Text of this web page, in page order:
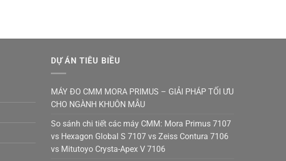
DỰ ÁN TIÊU BIỀU
MÁY ĐO CMM MORA PRIMUS – GIẢI PHÁP TỐI ƯU
CHO NGÀNH KHUÔN MẪU
So sánh chi tiết các máy CMM: Mora Primus 7107
vs Hexagon Global S 7107 vs Zeiss Contura 7106
vs Mitutoyo Crysta-Apex V 7106